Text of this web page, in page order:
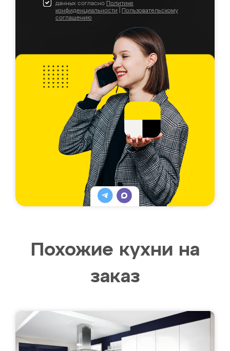
данных согласно Политике
конфиденциальности
Пользовательскому
соглашению
Похожие кухни на
заказ